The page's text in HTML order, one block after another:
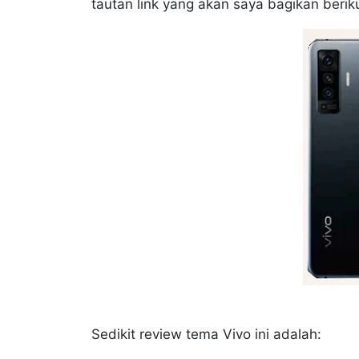
tautan link yang akan saya bagikan
Sedikit review tema Vivo ini adalah: